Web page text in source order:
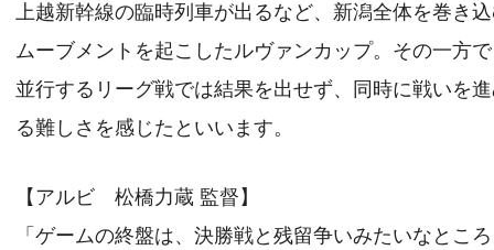
上越新幹線の臨時列車が出るなど、新潟全体を巻き
ムーブメントを起こしたルヴァンカップ。その一方
並行するリーグ戦では結果を出せず、同時に戦いを
る難しさを感じたといいます。
【アルビ 松橋力蔵 監督】
「ゲームの終盤は、決勝戦と残留争いみたいなところ